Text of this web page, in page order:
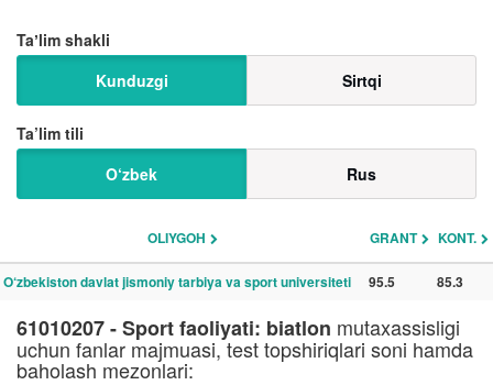
Taʼlim shakli
Kunduzgi
Sirtqi
Ta’lim tili
O‘zbek
Rus
OLIYGOH GRANT KONT.
O‘zbekiston davlat jismoniy tarbiya va sport universiteti 95.5 85.3
61010207 - Sport faoliyati: biatlon mutaxassisligi
uchun fanlar majmuasi, test topshiriqlari soni hamda
baholash mezonlari: